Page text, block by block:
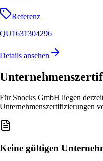
Referenz
QU1631304296
Details ansehen
Für Snocks GmbH liegen
Unternehmenszertifizierungen
Keine gültigen